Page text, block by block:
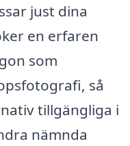
just dina
en erfaren
som
så
tillgängliga i
nämnda